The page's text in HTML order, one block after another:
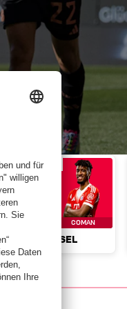
Kane in Spielminute 63'
Wechsel Sané
COMAN
WECHSEL